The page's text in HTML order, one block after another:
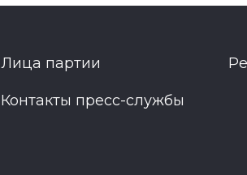
Лица партии
Контакты пресс-службы